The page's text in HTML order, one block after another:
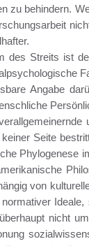
zu behindern.
des Streits ist
Angabe
Seite
Phylogenese
von
nicht